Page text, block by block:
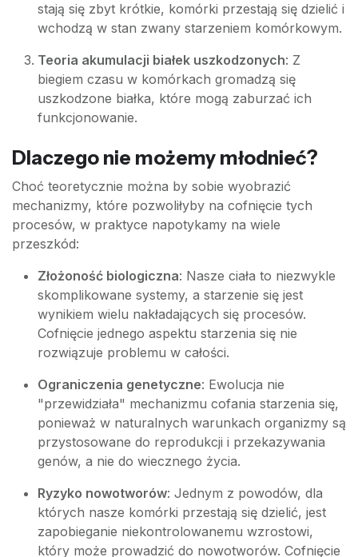
stają się zbyt krótkie, komórki przestają się dzielić i
wchodzą w stan zwany starzeniem komórkowym.
Teoria akumulacji białek uszkodzonych: Z
biegiem czasu w komórkach gromadzą się
uszkodzone białka, które mogą zaburzać ich
funkcjonowanie.
Dlaczego nie możemy młodnieć?
Choć teoretycznie można by sobie wyobrazić
mechanizmy, które pozwoliłyby na cofnięcie tych
procesów, w praktyce napotykamy na wiele
przeszkód:
Złożoność biologiczna: Nasze ciała to niezwykle
skomplikowane systemy, a starzenie się jest
wynikiem wielu nakładających się procesów.
Cofnięcie jednego aspektu starzenia się nie
rozwiązuje problemu w całości.
Ograniczenia genetyczne: Ewolucja nie
"przewidziała" mechanizmu cofania starzenia się,
ponieważ w naturalnych warunkach organizmy są
przystosowane do reprodukcji i przekazywania
genów, a nie do wiecznego życia.
Ryzyko nowotworów: Jednym z powodów, dla
których nasze komórki przestają się dzielić, jest
zapobieganie niekontrolowanemu wzrostowi,
który może prowadzić do nowotworów. Cofnięcie